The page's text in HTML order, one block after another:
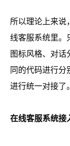
所以理论上来说
线客服系统里。
图标风格、对
同的代码进行
进行统一对接了。
在线客服系统接